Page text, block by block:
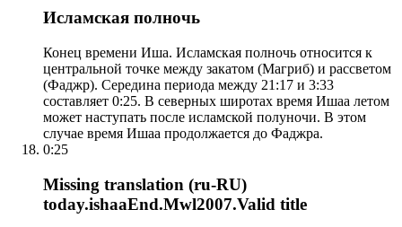
Исламская полночь
Конец времени Иша. Исламская полночь относится к
центральной точке между закатом (Магриб) и рассветом
(Фаджр). Середина периода между 21:17 и 3:33
составляет 0:25. В северных широтах время Ишаа летом
может наступать после исламской полуночи. В этом
случае время Ишаа продолжается до Фаджра.
0:25
Missing translation (ru-RU)
today.ishaaEnd.Mwl2007.Valid title